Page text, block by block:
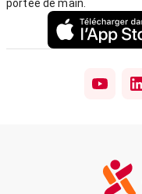
portée de main.